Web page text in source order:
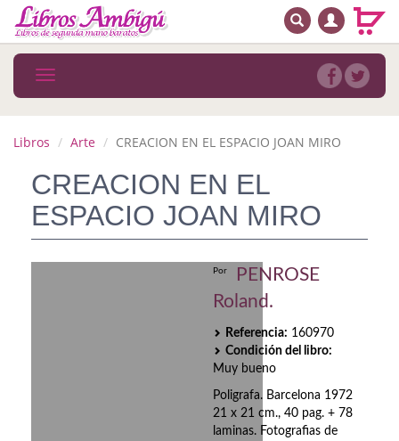
MENÚ PRINCIPAL
Novedades
MATERIAS
Arte
BUSCAR
Toggle
navigation
Libros Arte CREACION EN EL ESPACIO JOAN MIRO
CREACION EN EL
ESPACIO JOAN MIRO
Por
PENROSE
Roland.
Referencia: 160970
Condición del libro:
Muy bueno
Poligrafa. Barcelona 1972
21 x 21 cm., 40 pag. + 78
laminas. Fotografias de